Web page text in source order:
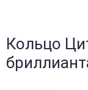
Кольцо